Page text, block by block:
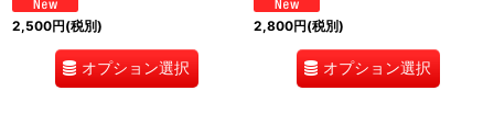
2,500円(税別)
オプション選択
2,800円(税別)
オプション選択